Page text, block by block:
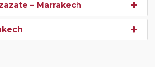
– Marrakech